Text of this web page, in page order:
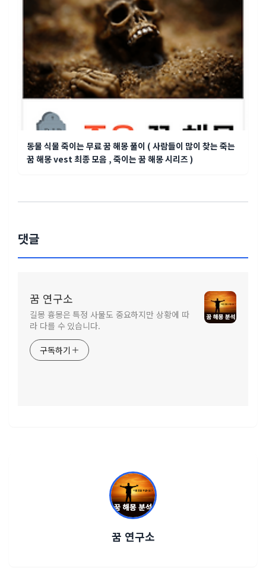
동물 식물 죽이는 무료 꿈 해몽 풀이 ( 사람들이 많이 찾는 죽는
꿈 해몽 vest 최종 모음 , 죽이는 꿈 해몽 시리즈 )
댓글
꿈 연구소
길몽 흉몽은 특정 사물도 중요하지만 상황에 따
라 다를 수 있습니다.
구독하기
꿈 연구소